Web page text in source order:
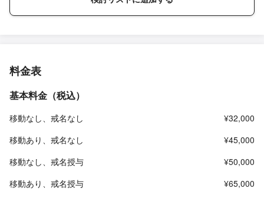
料金表
基本料金（税込）
移動なし、戒名なし
¥32,000
移動あり、戒名なし
¥45,000
移動なし、戒名授与
¥50,000
移動あり、戒名授与
¥65,000